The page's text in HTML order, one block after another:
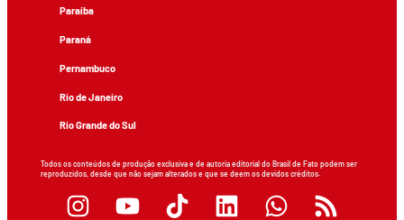
Paraíba
Paraná
Pernambuco
Rio de Janeiro
Rio Grande do Sul
Todos os conteúdos de produção exclusiva e de autoria editorial do Brasil de Fato podem ser
reproduzidos, desde que não sejam alterados e que se deem os devidos créditos.